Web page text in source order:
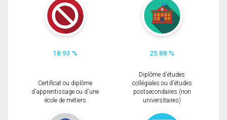
18.93 % 25.88 %
Certificat ou diplôme
d'apprentissage ou d'une
école de métiers
Diplôme d'études
collégiales ou d'études
postsecondaires (non
universitaires)